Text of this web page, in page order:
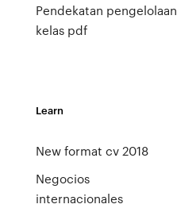
Pendekatan pengelolaan
kelas pdf
Learn
New format cv 2018
Negocios
internacionales